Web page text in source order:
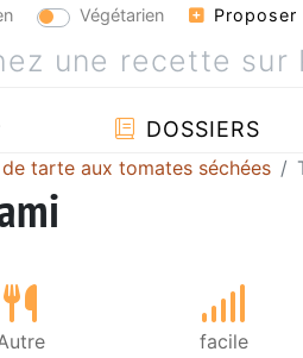
Végétarien Proposer
DOSSIERS
tarte aux tomates séchées
facile